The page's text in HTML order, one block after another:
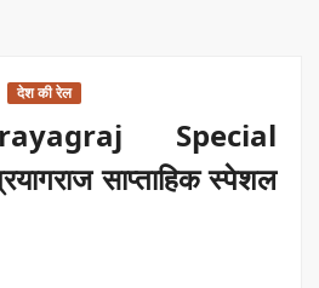
देश की रेल
Special
साप्ताहिक स्पेशल